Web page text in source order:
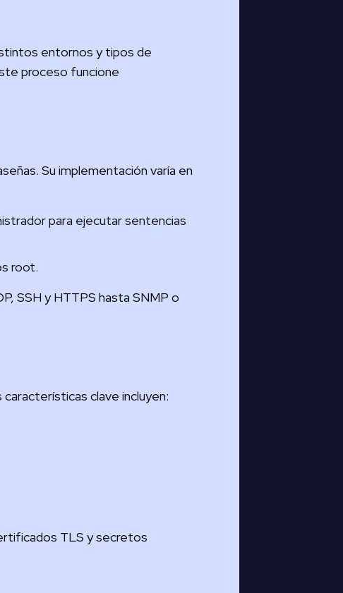
entornos y tipos de
proceso funcione
Su implementación varía en
para ejecutar sentencias
root.
SSH y HTTPS hasta SNMP o
clave incluyen:
TLS y secretos